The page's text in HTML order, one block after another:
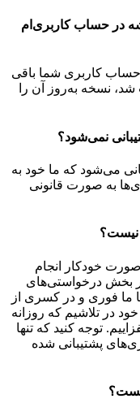
در حساب‌ کاربری‌ام
حساب کاربری شما باقی
نسخه به‌روز آن را
نمی‌شود؟
می‌شود که ما خود به
به صورت قانونی
نیست؟
خودکار انجام
بخش درخواستی‌های
ما فوری و در کسری از
در تلاشیم که روزانه
توجه کنید که تنها
پشتیبانی شده